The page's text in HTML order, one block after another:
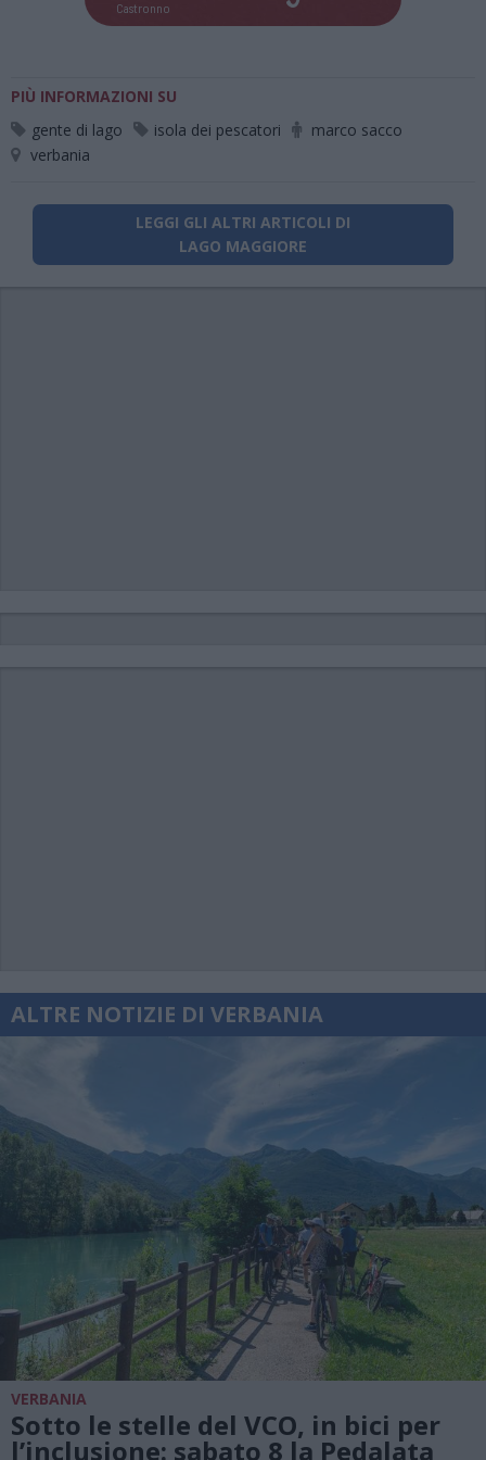
Castronno
PIÙ INFORMAZIONI SU
gente di lago
isola dei pescatori
marco sacco
verbania
LEGGI GLI ALTRI ARTICOLI DI
LAGO MAGGIORE
ALTRE NOTIZIE DI VERBANIA
VERBANIA
Sotto le stelle del VCO, in bici per
l’inclusione: sabato 8 la Pedalata